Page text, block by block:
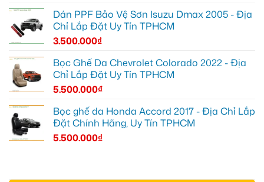
Dán PPF Bảo Vệ Sơn Isuzu Dmax 2005 - Địa
Chỉ Lắp Đặt Uy Tín TPHCM
3.500.000₫
Bọc Ghế Da Chevrolet Colorado 2022 - Địa
Chỉ Lắp Đặt Uy Tín TPHCM
5.500.000₫
Bọc ghế da Honda Accord 2017 - Địa Chỉ Lắp
Đặt Chính Hãng, Uy Tín TPHCM
5.500.000₫